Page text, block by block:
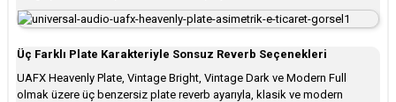
Üç Farklı Plate Karakteriyle Sonsuz Reverb Seçenekleri
UAFX Heavenly Plate, Vintage Bright, Vintage Dark ve Modern Full
olmak üzere üç benzersiz plate reverb ayarıyla, klasik ve modern